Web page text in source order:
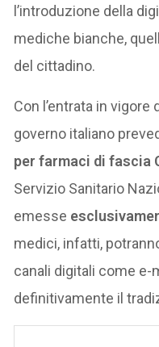
l’introduzione della
mediche bianche,
del cittadino.
Con l’entrata in vigore
governo italiano
per farmaci di fascia
Servizio Sanitario
emesse
medici, infatti,
canali digitali come e-
definitivamente il